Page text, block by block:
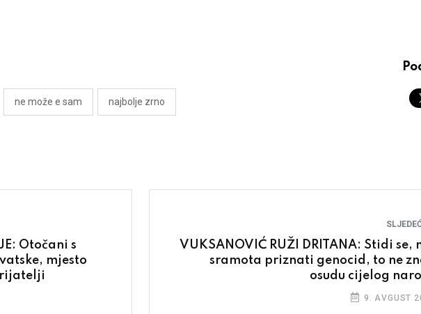
ne može e sam najbolje zrno
Otočani s
mjesto
VUKSANOVIĆ RUŽI DRITANA: Stidi se,
sramota priznati genocid, to ne
osudu cijelog
9. AVGUST